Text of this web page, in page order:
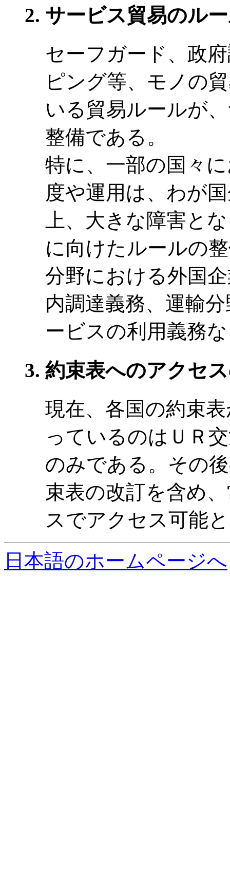
サービス貿易のル
セーフガード、政
ピング等、モノの
いる貿易ルールが
整備である。
特に、一部の国々
度や運用は、わが
上、大きな障害と
に向けたルールの
分野における外国
内調達義務、運輸
ービスの利用義務
約束表へのアクセ
現在、各国の約束
っているのはＵＲ
のみである。その
束表の改訂を含め
スでアクセス可能
日本語のホームページへ